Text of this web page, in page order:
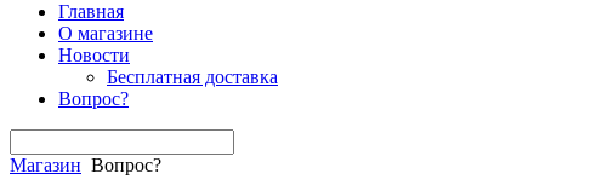
Главная
О магазине
Новости
Бесплатная доставка
Вопрос?
Магазин Вопрос?